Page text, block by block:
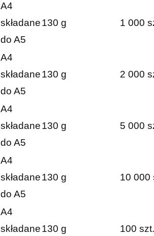
A4
składane
do A5
130 g 1 000
A4
składane
do A5
130 g 2 000
A4
składane
do A5
130 g 5 000
A4
składane
do A5
130 g 10 000
A4
składane130 g 100 szt.